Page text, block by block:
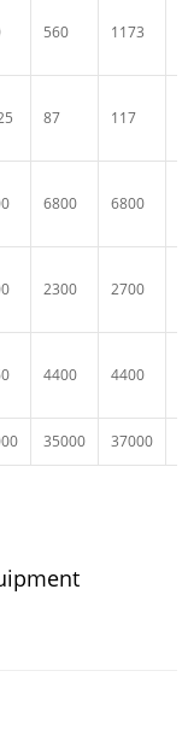
560 1173
87 117
6800 6800
2300 2700
4400 4400
35000 37000